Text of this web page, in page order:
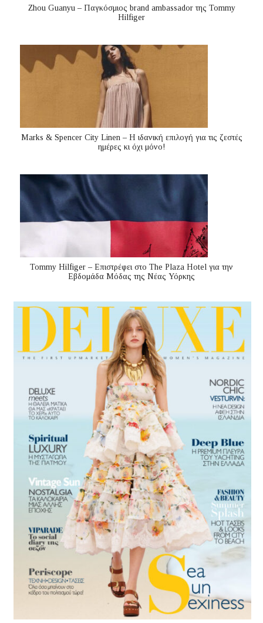
Zhou Guanyu – Παγκόσμιος brand ambassador της Tommy
Hilfiger
Marks & Spencer City Linen – Η ιδανική επιλογή για τις ζεστές
ημέρες κι όχι μόνο!
Tommy Hilfiger – Επιστρέφει στο The Plaza Hotel για την
Εβδομάδα Μόδας της Νέας Υόρκης